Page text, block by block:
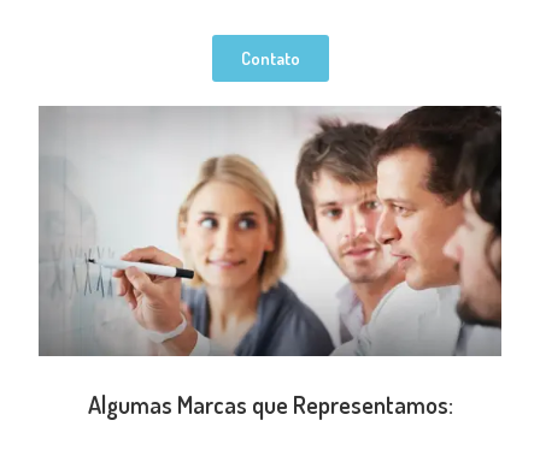
Contato
Algumas Marcas que Representamos: